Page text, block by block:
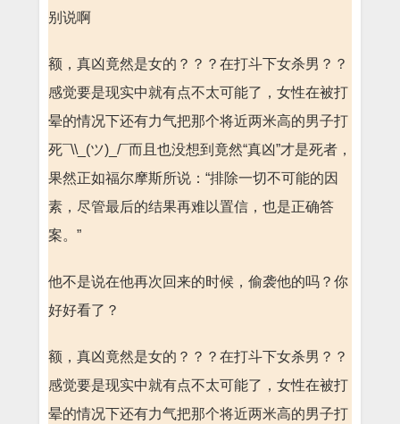
别说啊
额，真凶竟然是女的？？？在打斗下女杀男？？
感觉要是现实中就有点不太可能了，女性在被打
晕的情况下还有力气把那个将近两米高的男子打
死¯\\_(ツ)_/¯而且也没想到竟然“真凶”才是死者，
果然正如福尔摩斯所说：“排除一切不可能的因
素，尽管最后的结果再难以置信，也是正确答
案。”
他不是说在他再次回来的时候，偷袭他的吗？你
好好看了？
额，真凶竟然是女的？？？在打斗下女杀男？？
感觉要是现实中就有点不太可能了，女性在被打
晕的情况下还有力气把那个将近两米高的男子打